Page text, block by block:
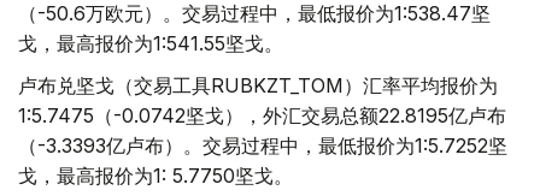
（-50.6万欧元）。交易过程中，最低报价为1:538.47坚
戈，最高报价为1:541.55坚戈。
卢布兑坚戈（交易工具RUBKZT_TOM）汇率平均报价为
1:5.7475（-0.0742坚戈），外汇交易总额22.8195亿卢布
（-3.3393亿卢布）。交易过程中，最低报价为1:5.7252坚
戈，最高报价为1: 5.7750坚戈。